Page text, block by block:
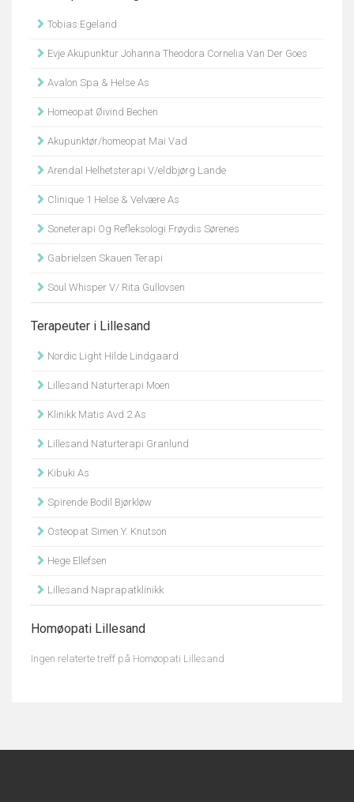
Tobias Egeland
Evje Akupunktur Johanna Theodora Cornelia Van Der Goes
Avalon Spa & Helse As
Homeopat Øivind Bechen
Akupunktør/homeopat Mai Vad
Arendal Helhetsterapi V/eldbjørg Lande
Clinique 1 Helse & Velvære As
Soneterapi Og Refleksologi Frøydis Sørenes
Gabrielsen Skauen Terapi
Soul Whisper V/ Rita Gullovsen
Terapeuter i Lillesand
Nordic Light Hilde Lindgaard
Lillesand Naturterapi Moen
Klinikk Matis Avd 2 As
Lillesand Naturterapi Granlund
Kibuki As
Spirende Bodil Bjørkløw
Osteopat Simen Y. Knutson
Hege Ellefsen
Lillesand Naprapatklinikk
Homøopati Lillesand
Ingen relaterte treff på Homøopati Lillesand